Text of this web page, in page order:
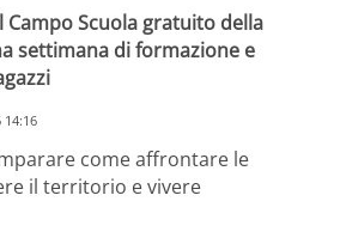
Campo Scuola gratuito della
settimana di formazione e
14:16
come affrontare le
il territorio e vivere